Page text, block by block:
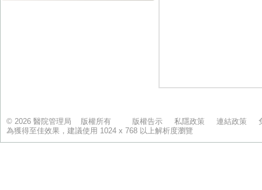
© 2026 醫院管理局 版權所有 版權告示 私隱政策 連結政策
為獲得至佳效果，建議使用 1024 x 768 以上解析度瀏覽